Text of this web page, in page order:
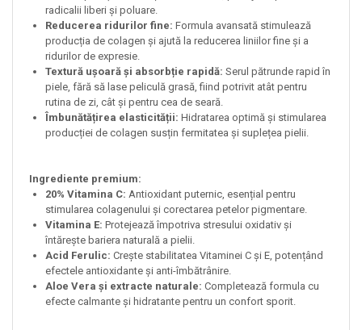
radicalii liberi și poluare.
Reducerea ridurilor fine: Formula avansată stimulează
producția de colagen și ajută la reducerea liniilor fine și a
ridurilor de expresie.
Textură ușoară și absorbție rapidă: Serul pătrunde rapid în
piele, fără să lase peliculă grasă, fiind potrivit atât pentru
rutina de zi, cât și pentru cea de seară.
Îmbunătățirea elasticității: Hidratarea optimă și stimularea
producției de colagen susțin fermitatea și suplețea pielii.
Ingrediente premium:
20% Vitamina C: Antioxidant puternic, esențial pentru
stimularea colagenului și corectarea petelor pigmentare.
Vitamina E: Protejează împotriva stresului oxidativ și
întărește bariera naturală a pielii.
Acid Ferulic: Crește stabilitatea Vitaminei C și E, potențând
efectele antioxidante și anti-îmbătrânire.
Aloe Vera și extracte naturale: Completează formula cu
efecte calmante și hidratante pentru un confort sporit.